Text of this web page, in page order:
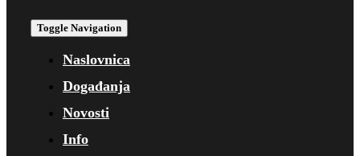
Toggle Navigation
Naslovnica
Događanja
Novosti
Info